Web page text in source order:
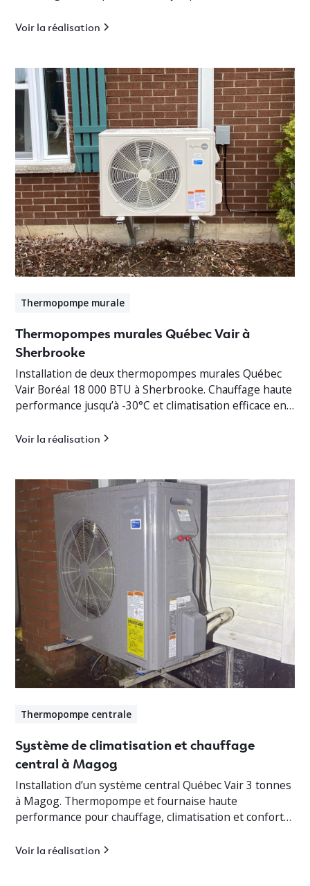
Voir la réalisation
Thermopompe murale
Thermopompes murales Québec Vair à
Sherbrooke
Installation de deux thermopompes murales Québec
Vair Boréal 18 000 BTU à Sherbrooke. Chauffage haute
performance jusqu’à -30°C et climatisation efficace en
Voir la réalisation
Thermopompe centrale
Système de climatisation et chauffage
central à Magog
Installation d’un système central Québec Vair 3 tonnes
à Magog. Thermopompe et fournaise haute
performance pour chauffage, climatisation et confort
Voir la réalisation